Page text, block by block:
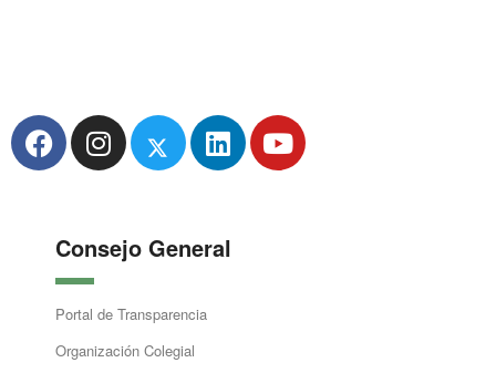
Consejo General
Portal de Transparencia
Organización Colegial